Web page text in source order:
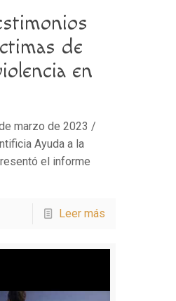
de
en
marzo de 2023 /
Ayuda a la
el informe
Leer más